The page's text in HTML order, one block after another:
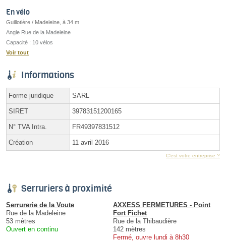
En vélo
Guillotière / Madeleine, à 34 m
Angle Rue de la Madeleine
Capacité : 10 vélos
Voir tout
Informations
Forme juridique SARL
SIRET 39783151200165
N° TVA Intra. FR49397831512
Création 11 avril 2016
C'est votre entreprise ?
Serruriers à proximité
Serrurerie de la Voute
Rue de la Madeleine
53 mètres
Ouvert en continu
AXXESS FERMETURES - Point
Fort Fichet
Rue de la Thibaudière
142 mètres
Fermé, ouvre lundi à 8h30